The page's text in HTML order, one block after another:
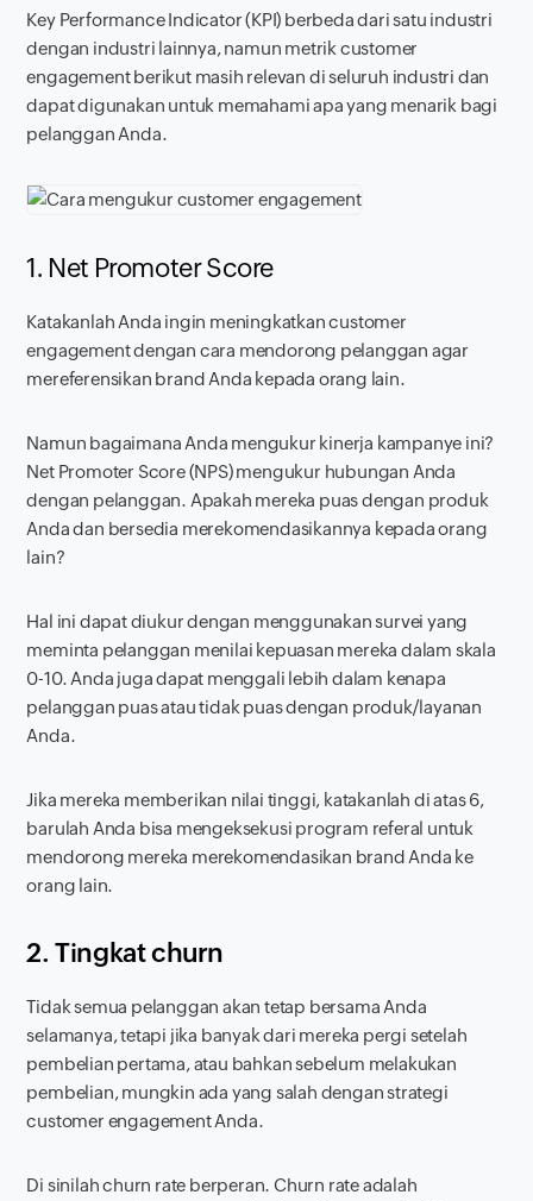
Key Performance Indicator(KPI) berbeda dari satu industri
dengan industri lainnya, namun metrik customer
engagementberikut masih relevan di seluruh industri dan
dapat digunakan untuk memahami apa yang menarik bagi
pelanggan Anda.
1. Net Promoter Score
Katakanlah Anda ingin meningkatkancustomer
engagementdengan cara mendorong pelanggan agar
mereferensikan brand Anda kepada orang lain.
Namun bagaimana Anda mengukur kinerja kampanye ini?
Net Promoter Score (NPS) mengukur hubungan Anda
dengan pelanggan. Apakah mereka puas dengan produk
Anda dan bersedia merekomendasikannya kepada orang
lain?
Hal ini dapat diukur dengan menggunakan survei yang
meminta pelanggan menilai kepuasan mereka dalam skala
0-10. Anda juga dapat menggali lebih dalam kenapa
pelanggan puas atau tidak puas dengan produk/layanan
Anda.
Jika mereka memberikan nilai tinggi, katakanlah di atas 6,
barulah Anda bisa mengeksekusi program referal untuk
mendorong mereka merekomendasikan brand Anda ke
orang lain.
2. Tingkatchurn
Tidak semua pelanggan akan tetap bersama Anda
selamanya, tetapi jika banyak dari mereka pergi setelah
pembelian pertama, atau bahkan sebelum melakukan
pembelian, mungkin ada yang salah dengan strategi
customer engagementAnda.
Di sinilahchurn rate berperan.Churn rateadalah